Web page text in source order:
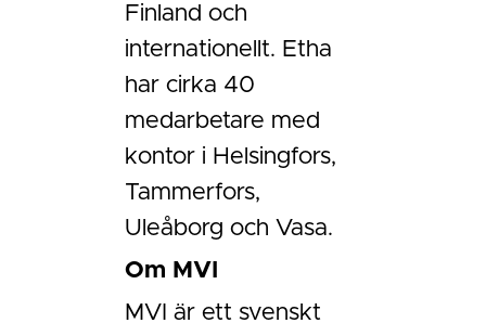
Finland och
internationellt. Etha
har cirka 40
medarbetare med
kontor i Helsingfors,
Tammerfors,
Uleåborg och Vasa.
Om MVI
MVI är ett svenskt